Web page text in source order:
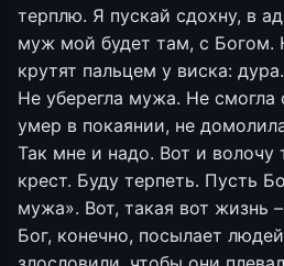
терплю. Я пускай сдохну, в
муж мой будет там, с Богом.
крутят пальцем у виска:
Не уберегла мужа. Не смогла
умер в покаянии, не
Так мне и надо. Вот и волочу
крест. Буду терпеть. Пусть
мужа». Вот, такая вот жизнь
Бог, конечно, посылает